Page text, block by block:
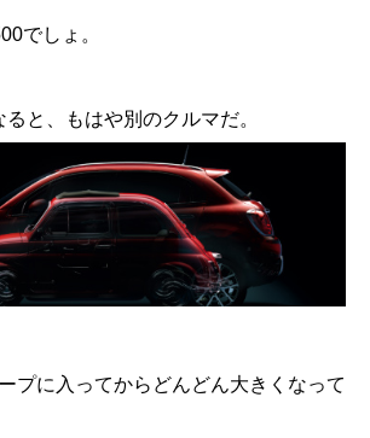
でしょ。
と、もはや別のクルマだ。
プに入ってからどんどん大きくなって